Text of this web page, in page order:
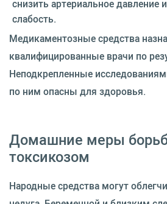
снизить артериальное
слабость.
Медикаментозные средства
квалифицированные врачи по
Неподкрепленные
по ним опасны для здоровья.
Домашние меры
токсикозом
Народные средства могут